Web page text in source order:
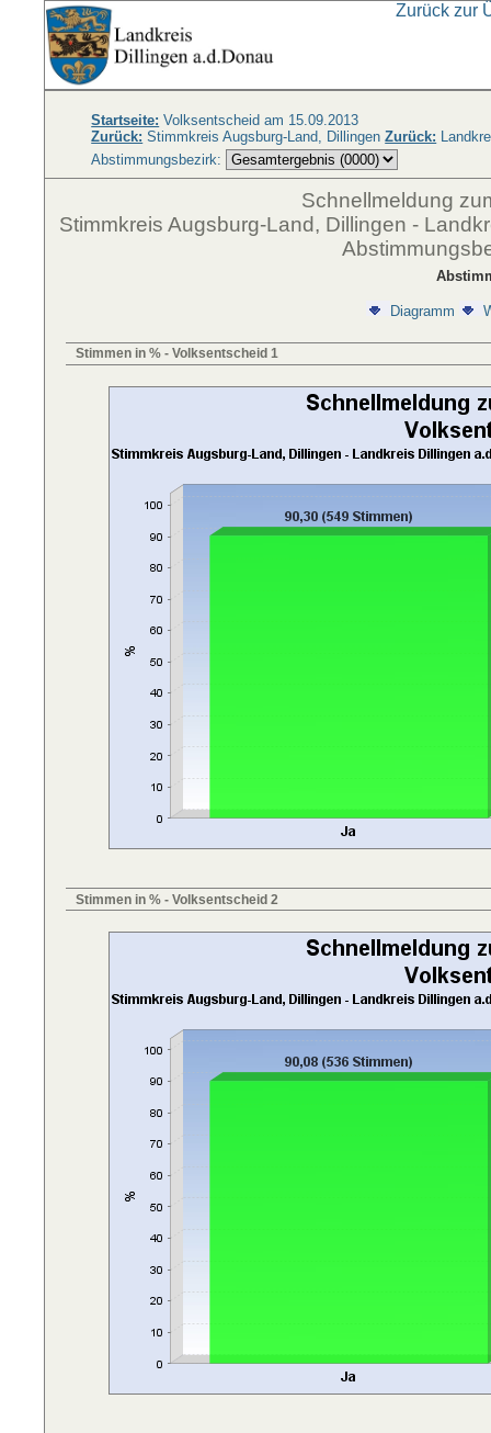
Zurück zur
Startseite: Volksentscheid am 15.09.2013
Zurück: Stimmkreis Augsburg-Land, Dillingen Zurück:
Abstimmungsbezirk:
Schnellmeldung
Stimmkreis Augsburg-Land, Dillingen -
Diagramm
Stimmen in % - Volksentscheid 1
Stimmen in % - Volksentscheid 2